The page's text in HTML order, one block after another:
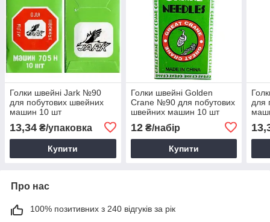
Голки швейні Jark №90
для побутових швейних
машин 10 шт
13,34 ₴/упаковка
Купити
Голки швейні Golden
Crane №90 для побутових
швейних машин 10 шт
12₴/набір
Купити
для
Про нас
100% позитивних з 240 відгуків за рік